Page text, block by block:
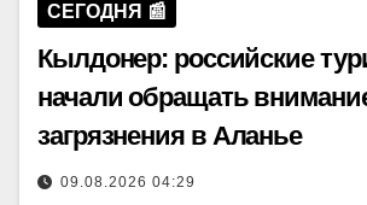
СЕГОДНЯ 📰
Кылдонер: российские
начали обращать
загрязнения в Аланье
09.08.2026 04:29